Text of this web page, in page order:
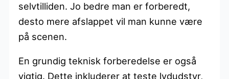
selvtilliden. Jo bedre man er forberedt,
desto mere afslappet vil man kunne være
på scenen.
En grundig teknisk forberedelse er også
vigtig. Dette inkluderer at teste lydudstyr,